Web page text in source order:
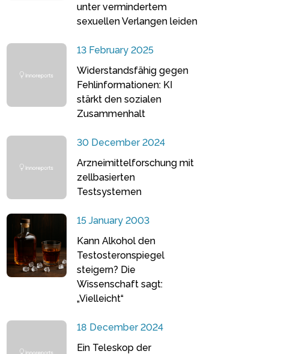
unter vermindertem
sexuellen Verlangen leiden
13 February 2025
Widerstandsfähig gegen
Fehlinformationen: KI
stärkt den sozialen
Zusammenhalt
30 December 2024
Arzneimittelforschung mit
zellbasierten
Testsystemen
15 January 2003
Kann Alkohol den
Testosteronspiegel
steigern? Die
Wissenschaft sagt:
„Vielleicht“
18 December 2024
Ein Teleskop der